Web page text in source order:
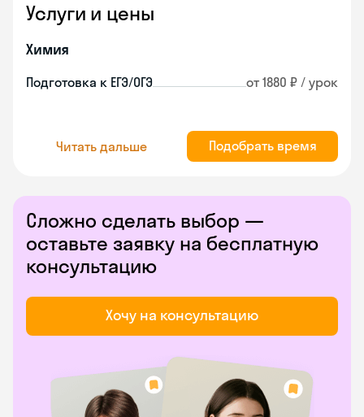
Услуги и цены
Химия
Подготовка к ЕГЭ/ОГЭ от 1880 ₽ / урок
Читать дальше Подобрать время
Сложно сделать выбор —
оставьте заявку на бесплатную
консультацию
Хочу на консультацию